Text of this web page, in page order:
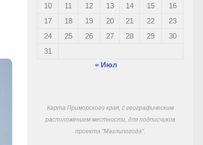
10
11 12 13 14 15
16
17
18 19 20 21 22
23
24
25 26 27 28 29
30
31
« Июл
Карта Приморского края, с географическим
расположением местности, для подписчиков
проекта "Маглипогода".